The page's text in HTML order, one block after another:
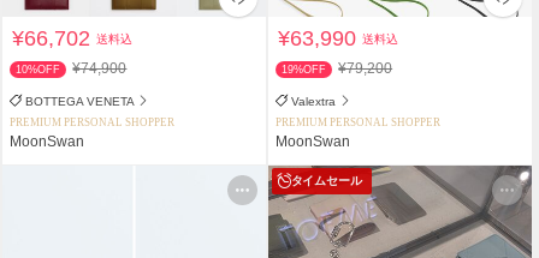
¥66,702送料込
10%OFF ¥74,900
BOTTEGA VENETA
PREMIUM PERSONAL SHOPPER
MoonSwan
¥63,990送料込
19%OFF ¥79,200
Valextra
PREMIUM PERSONAL SHOPPER
MoonSwan
タイムセール